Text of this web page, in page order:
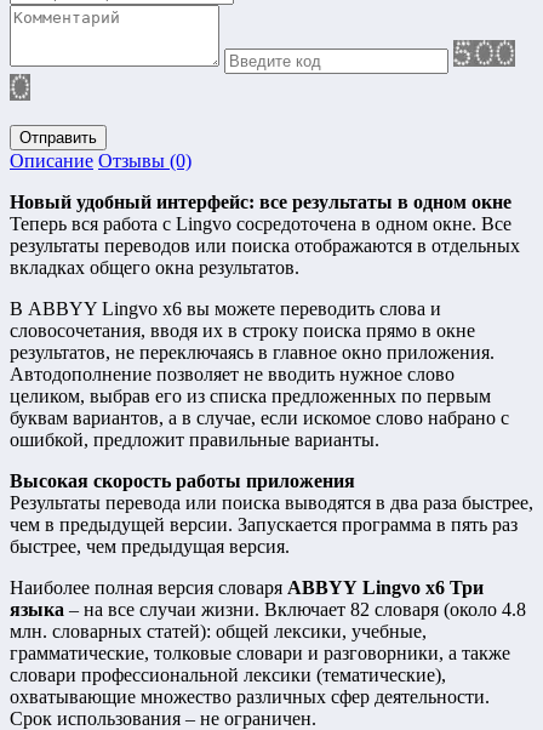
Отправить
Описание Отзывы (0)
Новый удобный интерфейс: все результаты в одном окне
Теперь вся работа с Lingvo сосредоточена в одном окне. Все
результаты переводов или поиска отображаются в отдельных
вкладках общего окна результатов.
В ABBYY Lingvo x6 вы можете переводить слова и
словосочетания, вводя их в строку поиска прямо в окне
результатов, не переключаясь в главное окно приложения.
Автодополнение позволяет не вводить нужное слово
целиком, выбрав его из списка предложенных по первым
буквам вариантов, а в случае, если искомое слово набрано с
ошибкой, предложит правильные варианты.
Высокая скорость работы приложения
Результаты перевода или поиска выводятся в два раза быстрее,
чем в предыдущей версии. Запускается программа в пять раз
быстрее, чем предыдущая версия.
Наиболее полная версия словаря ABBYY Lingvo x6 Три
языка – на все случаи жизни. Включает 82 словаря (около 4.8
млн. словарных статей): общей лексики, учебные,
грамматические, толковые словари и разговорники, а также
словари профессиональной лексики (тематические),
охватывающие множество различных сфер деятельности.
Срок использования – не ограничен.